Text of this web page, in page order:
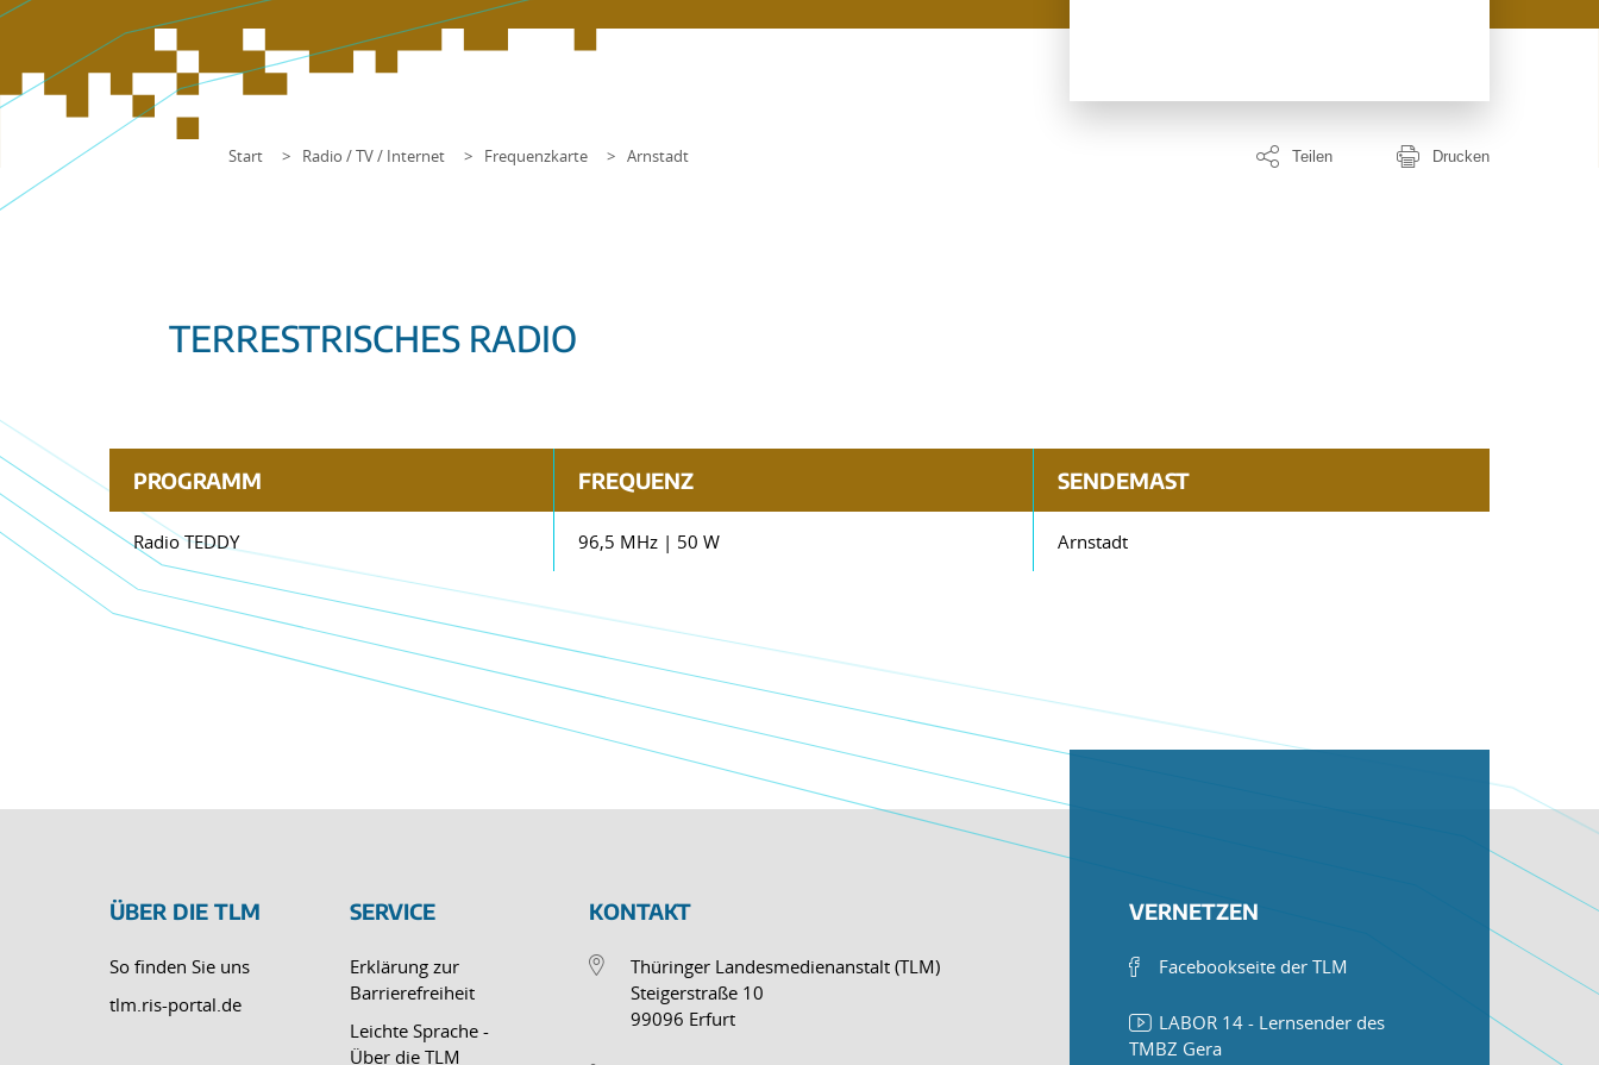
Start Radio / TV / Internet Frequenzkarte Arnstadt Teilen Drucken
TERRESTRISCHES RADIO
PROGRAMM FREQUENZ SENDEMAST
Radio TEDDY 96,5 MHz | 50 W Arnstadt
ÜBER DIE TLM
So finden Sie uns
tlm.ris-portal.de
SERVICE
Erklärung zur
Barrierefreiheit
Leichte Sprache -
Über die TLM
KONTAKT
Thüringer Landesmedienanstalt (TLM)
Steigerstraße 10
99096 Erfurt
VERNETZEN
Facebookseite der TLM
LABOR 14 - Lernsender des
TMBZ Gera